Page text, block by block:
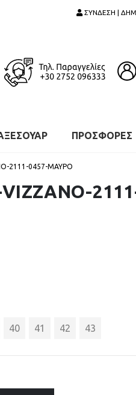
ΣΥΝΔΕΣΗ |
ΠΡΟΣΦΟΡΕΣ
2111-0457-ΜΑΥΡΟ
40 41 42 43